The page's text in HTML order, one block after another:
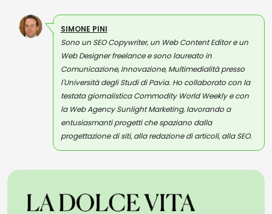
SIMONE PINI
Sono un SEO Copywriter, un Web Content Editor e un
Web Designer freelance e sono laureato in
Comunicazione, Innovazione, Multimedialità presso
l'Università degli Studi di Pavia. Ho collaborato con la
testata giornalistica Commodity World Weekly e con
la Web Agency Sunlight Marketing, lavorando a
entusiasmanti progetti che spaziano dalla
progettazione di siti, alla redazione di articoli, alla SEO.